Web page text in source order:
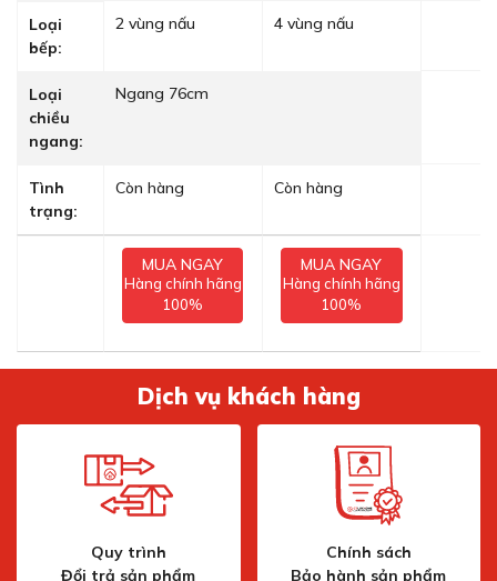
Loại
bếp:
2 vùng nấu 4 vùng nấu
Loại
chiều
ngang:
Ngang 76cm
Tình
trạng:
Còn hàng Còn hàng
MUA NGAY
Hàng chính hãng
100%
MUA NGAY
Hàng chính hãng
100%
Dịch vụ khách hàng
Quy trình
Đổi trả sản phẩm
Chính sách
Bảo hành sản phẩm